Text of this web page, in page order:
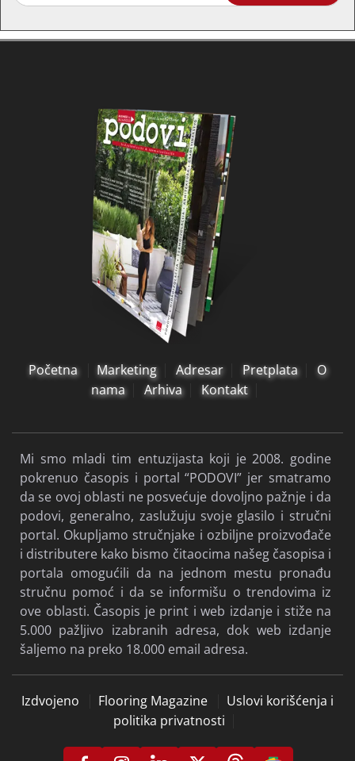
Početna Marketing Adresar Pretplata
O
nama
Arhiva Kontakt
Mi smo mladi tim entuzijasta koji je 2008. godine
pokrenuo časopis i portal “PODOVI” jer smatramo
da se ovoj oblasti ne posvećuje dovoljno pažnje i da
podovi, generalno, zaslužuju svoje glasilo i stručni
portal. Okupljamo stručnjake i ozbiljne proizvođače
i distributere kako bismo čitaocima našeg časopisa i
portala omogućili da na jednom mestu pronađu
stručnu pomoć i da se informišu o trendovima iz
ove oblasti. Časopis je print i web izdanje i stiže na
5.000 pažljivo izabranih adresa, dok web izdanje
šaljemo na preko 18.000 email adresa.
Izdvojeno Flooring Magazine
Uslovi korišćenja i
politika privatnosti